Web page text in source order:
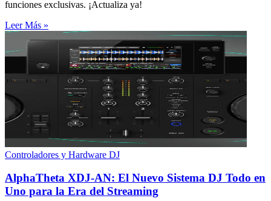
funciones exclusivas. ¡Actualiza ya!
Leer Más »
Controladores y Hardware DJ
AlphaTheta XDJ-AN: El Nuevo Sistema DJ Todo en
Uno para la Era del Streaming